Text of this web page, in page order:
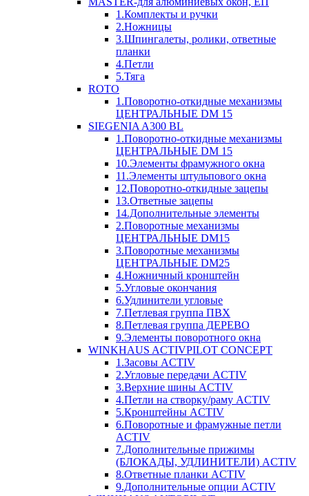
1.Комплекты и ручки
2.Ножницы
3.Шпингалеты, ролики, ответные
планки
4.Петли
5.Тяга
ROTO
1.Поворотно-откидные механизмы
ЦЕНТРАЛЬНЫЕ DM 15
SIEGENIA A300 BL
1.Поворотно-откидные механизмы
ЦЕНТРАЛЬНЫЕ DM 15
10.Элементы фрамужного окна
11.Элементы штульпового окна
12.Поворотно-откидные зацепы
13.Ответные зацепы
14.Дополнительные элементы
2.Поворотные механизмы
ЦЕНТРАЛЬНЫЕ DM15
3.Поворотные механизмы
ЦЕНТРАЛЬНЫЕ DM25
4.Ножничный кронштейн
5.Угловые окончания
6.Удлинители угловые
7.Петлевая группа ПВХ
8.Петлевая группа ДЕРЕВО
9.Элементы поворотного окна
WINKHAUS ACTIVPILOT CONCEPT
1.Засовы ACTIV
2.Угловые передачи ACTIV
3.Верхние шины ACTIV
4.Петли на створку/раму ACTIV
5.Кронштейны ACTIV
6.Поворотные и фрамужные петли
ACTIV
7.Дополнительные прижимы
(БЛОКАДЫ, УДЛИНИТЕЛИ) ACTIV
8.Ответные планки ACTIV
9.Дополнительные опции ACTIV